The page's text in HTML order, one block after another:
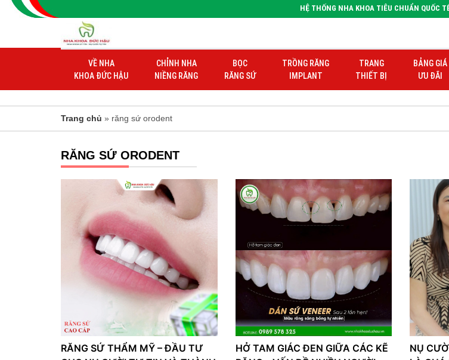
HỆ THỐNG NHA KHOA TIÊU CHUẨN QUỐC
VỀ NHA
KHOA ĐỨC HẬU
CHỈNH NHA
NIỀNG RĂNG
BỌC
RĂNG SỨ
TRỒNG RĂNG
IMPLANT
TRANG
THIẾT BỊ
BẢNG GIÁ
ƯU ĐÃI
Trang chủ » răng sứ orodent
RĂNG SỨ ORODENT
RĂNG SỨ THẨM MỸ – ĐẦU TƯ
HỞ TAM GIÁC ĐEN GIỮA CÁC KẼ
NỤ